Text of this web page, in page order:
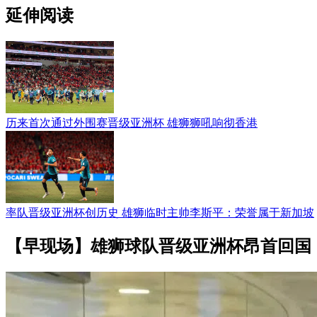
延伸阅读
历来首次通过外围赛晋级亚洲杯 雄狮狮吼响彻香港
率队晋级亚洲杯创历史 雄狮临时主帅李斯平：荣誉属于新加坡
【早现场】雄狮球队晋级亚洲杯昂首回国